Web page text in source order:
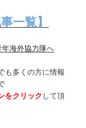
一覧】
も多くの方に情報
をクリック して頂